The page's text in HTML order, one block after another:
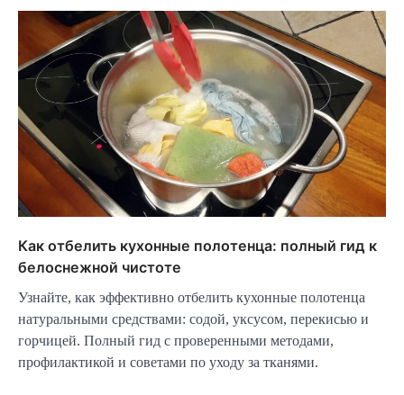
Как отбелить кухонные полотенца: полный гид к
белоснежной чистоте
Узнайте, как эффективно отбелить кухонные полотенца
натуральными средствами: содой, уксусом, перекисью и
горчицей. Полный гид с проверенными методами,
профилактикой и советами по уходу за тканями.